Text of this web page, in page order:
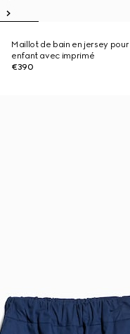
Maillot de bain en jersey pour
enfant avec imprimé
€390